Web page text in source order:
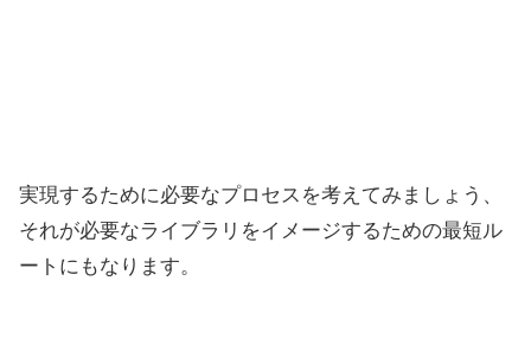
実現するために必要なプロセスを考えてみましょう、
それが必要なライブラリをイメージするための最短ル
ートにもなります。